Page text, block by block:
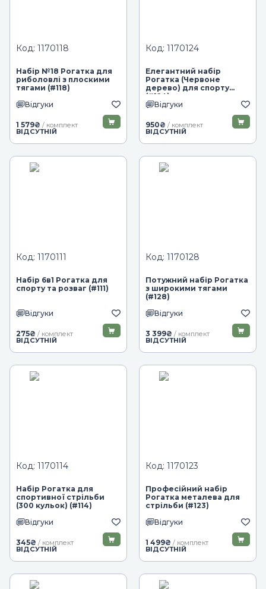
Код: 1170118
Набір №18 Рогатка для
риболовлі з плоскими
тягами (#118)
Відгуки
1 579₴ / комплект
ВІДСУТНІЙ
Код: 1170124
Елегантний набір
Рогатка (Червоне
дерево) для спорту
(#124)
Відгуки
950₴ / комплект
ВІДСУТНІЙ
Код: 1170111
Набір 6в1 Рогатка для
спорту та розваг (#111)
Відгуки
275₴ / комплект
ВІДСУТНІЙ
Код: 1170128
Потужний набір Рогатка
з широкими тягами
(#128)
Відгуки
3 399₴ / комплект
ВІДСУТНІЙ
Код: 1170114
Набір Рогатка для
спортивної стрільби
(300 кульок) (#114)
Відгуки
345₴ / комплект
ВІДСУТНІЙ
Код: 1170123
Професійний набір
Рогатка металева для
стрільби (#123)
Відгуки
1 499₴ / комплект
ВІДСУТНІЙ